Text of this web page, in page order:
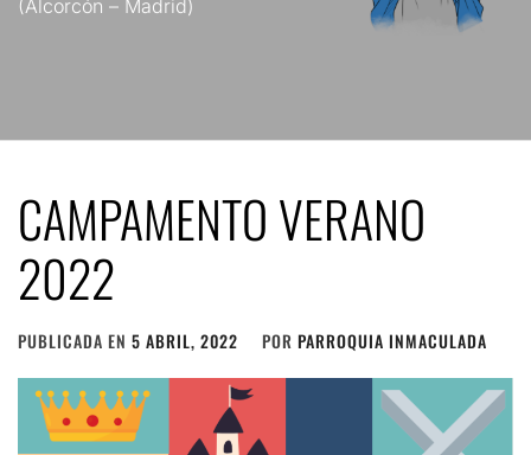
(Alcorcón – Madrid)
CAMPAMENTO VERANO
2022
PUBLICADA EN 5 ABRIL, 2022 POR PARROQUIA INMACULADA